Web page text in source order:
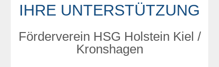
IHRE UNTERSTÜTZUNG
Förderverein HSG Holstein Kiel /
Kronshagen​